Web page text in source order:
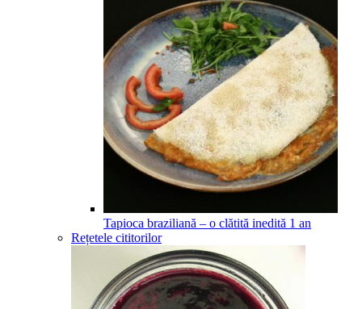
Tapioca braziliană – o clătită inedită 1 an
Rețetele cititorilor